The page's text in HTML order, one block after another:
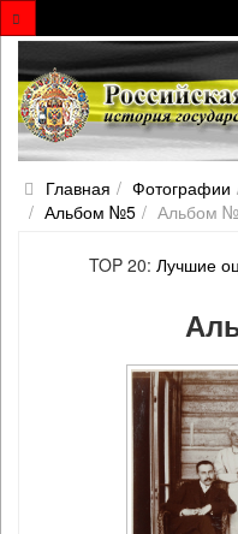
Главная Фотографии
Альбом №5
Альбом
TOP 20: Лучшие